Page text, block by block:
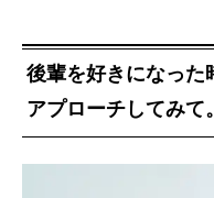
後輩を好きになった
アプローチしてみて。